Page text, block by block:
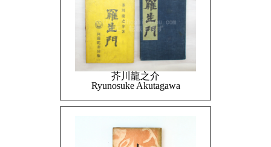
芥川龍之介
Ryunosuke Akutagawa